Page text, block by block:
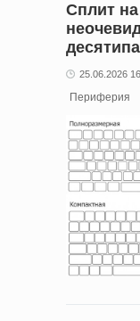
Сплит
25.06.2026
Периферия